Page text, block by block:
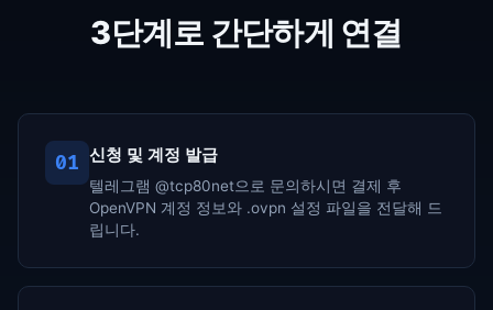
3단계로 간단하게 연결
01 신청 및 계정 발급
텔레그램 @tcp80net으로 문의하시면 결제 후
OpenVPN 계정 정보와 .ovpn 설정 파일을 전달해 드
립니다.